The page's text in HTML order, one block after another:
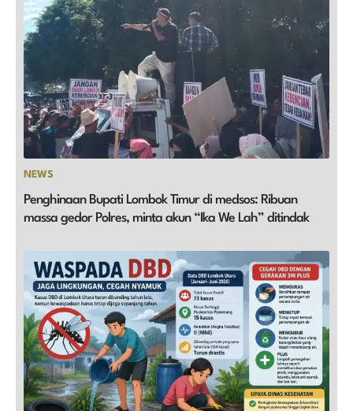
NEWS
Penghinaan Bupati Lombok Timur di medsos: Ribuan
massa gedor Polres, minta akun “Ika We Lah” ditindak